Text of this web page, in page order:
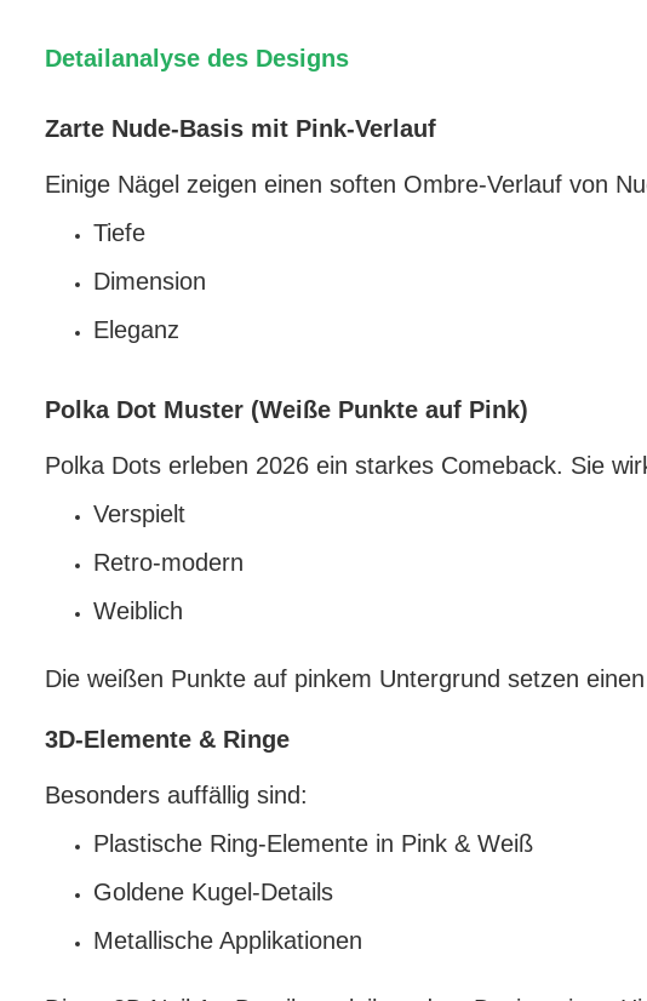
Detailanalyse des Designs
Zarte Nude-Basis mit Pink-Verlauf
Einige Nägel zeigen einen soften Ombre-Verlauf von
Tiefe
Dimension
Eleganz
Polka Dot Muster (Weiße Punkte auf Pink)
Polka Dots erleben 2026 ein starkes Comeback. Sie
Verspielt
Retro-modern
Weiblich
Die weißen Punkte auf pinkem Untergrund setzen
3D-Elemente & Ringe
Besonders auffällig sind:
Plastische Ring-Elemente in Pink & Weiß
Goldene Kugel-Details
Metallische Applikationen